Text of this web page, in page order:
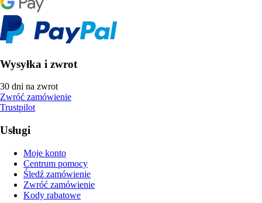
Wysyłka i zwrot
30 dni na zwrot
Zwróć zamówienie
Trustpilot
Usługi
Moje konto
Centrum pomocy
Śledź zamówienie
Zwróć zamówienie
Kody rabatowe